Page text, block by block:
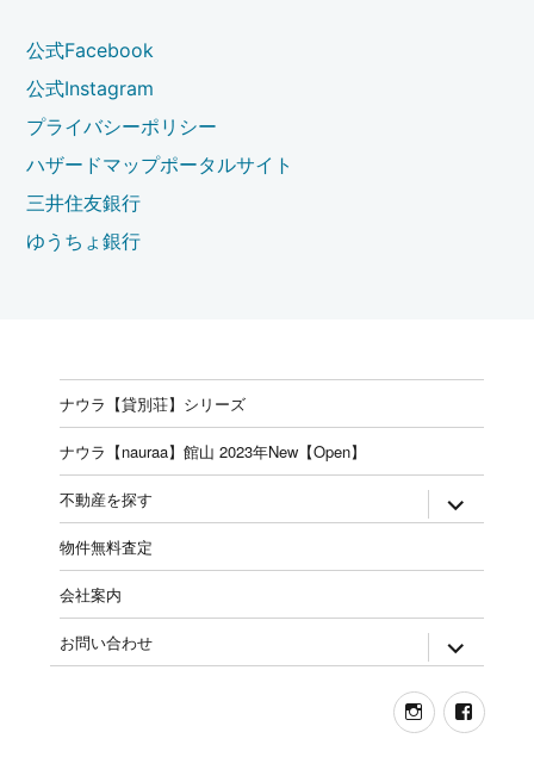
公式Facebook
公式Instagram
プライバシーポリシー
ハザードマップポータルサイト
三井住友銀行
ゆうちょ銀行
ナウラ【貸別荘】シリーズ
ナウラ【nauraa】館山 2023年New【Open】
不動産を探す expand
child
物件無料査定
会社案内
お問い合わせ expand
child
Instagram